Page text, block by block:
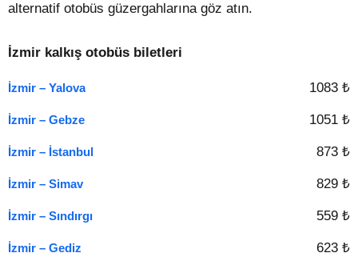
alternatif otobüs güzergahlarına göz atın.
İzmir kalkış otobüs biletleri
İzmir – Yalova 1083 ₺
İzmir – Gebze 1051 ₺
İzmir – İstanbul 873 ₺
İzmir – Simav 829 ₺
İzmir – Sındırgı 559 ₺
İzmir – Gediz 623 ₺